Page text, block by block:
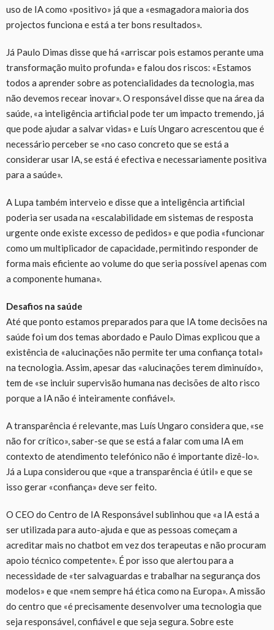
uso de IA como «positivo» já que a «esmagadora maioria dos
projectos funciona e está a ter bons resultados».
Já Paulo Dimas disse que há «arriscar pois estamos perante uma
transformação muito profunda» e falou dos riscos: «Estamos
todos a aprender sobre as potencialidades da tecnologia, mas
não devemos recear inovar». O responsável disse que na área da
saúde, «a inteligência artificial pode ter um impacto tremendo, já
que pode ajudar a salvar vidas» e Luís Ungaro acrescentou que é
necessário perceber se «no caso concreto que se está a
considerar usar IA, se está é efectiva e necessariamente positiva
para a saúde».
A Lupa também interveio e disse que a inteligência artificial
poderia ser usada na «escalabilidade em sistemas de resposta
urgente onde existe excesso de pedidos» e que podia «funcionar
como um multiplicador de capacidade, permitindo responder de
forma mais eficiente ao volume do que seria possível apenas com
a componente humana».
Desafios na saúde
Até que ponto estamos preparados para que IA tome decisões na
saúde foi um dos temas abordado e Paulo Dimas explicou que a
existência de «alucinações não permite ter uma confiança total»
na tecnologia. Assim, apesar das «alucinações terem diminuído»,
tem de «se incluir supervisão humana nas decisões de alto risco
porque a IA não é inteiramente confiável».
A transparência é relevante, mas Luís Ungaro considera que, «se
não for crítico», saber-se que se está a falar com uma IA em
contexto de atendimento telefónico não é importante dizê-lo».
Já a Lupa considerou que «que a transparência é útil» e que se
isso gerar «confiança» deve ser feito.
O CEO do Centro de IA Responsável sublinhou que «a IA está a
ser utilizada para auto-ajuda e que as pessoas começam a
acreditar mais no chatbot em vez dos terapeutas e não procuram
apoio técnico competente». É por isso que alertou para a
necessidade de «ter salvaguardas e trabalhar na segurança dos
modelos» e que «nem sempre há ética como na Europa». A missão
do centro que «é precisamente desenvolver uma tecnologia que
seja responsável, confiável e que seja segura. Sobre este